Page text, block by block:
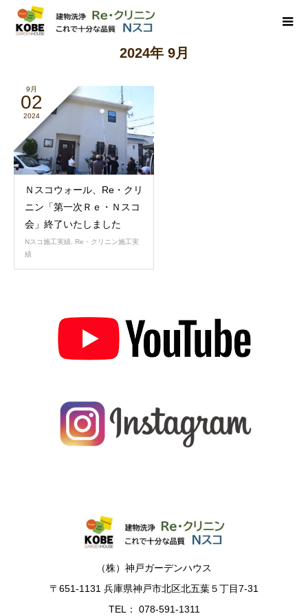
2024年 9月
9月
02
2024
Ｎスコウォール、Re・クリ
ニン「第一次Ｒｅ・Ｎスコ
会」終了いたしました
Nスコ施工実績, Re・クリニン施工実
績
（株）神戸ガーデンハウス
〒651-1131 兵庫県神戸市北区北五葉５丁目7-31
TEL： 078-591-1311